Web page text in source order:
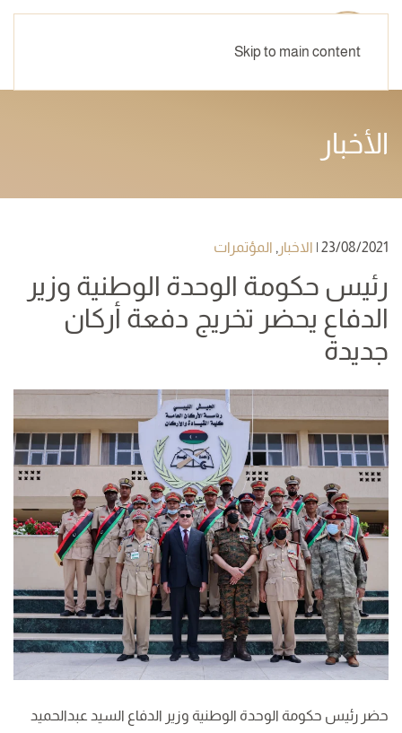
Skip to main content
الأخبار
23/08/2021
| الاخبار , المؤتمرات
رئيس حكومة الوحدة الوطنية وزير
الدفاع يحضر تخريج دفعة أركان
جديدة
حضر رئيس حكومة الوحدة الوطنية وزير الدفاع السيد عبدالحميد